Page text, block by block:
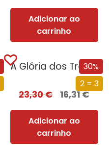
Adicionar ao
carrinho
30%
2 = 3
A Glória dos Traidores (Edição especial limitada)
23,30€ 16,31€
Adicionar ao
carrinho